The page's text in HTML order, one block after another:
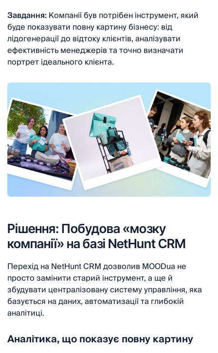
Завдання:Компанії був потрібен інструмент, який
буде показувати повну картину бізнесу: від
лідогенерації до відтоку клієнтів, аналізувати
ефективність менеджерів та точно визначати
портрет ідеального клієнта.
Рішення: Побудова «мозку
компанії» на базі NetHunt CRM
Перехід на NetHunt CRM дозволив MOODua не
просто замінити старий інструмент, а ще й
збудувати централізовану систему управління, яка
базується на даних, автоматизації та глибокій
аналітиці.
Аналітика, що показує повну картину